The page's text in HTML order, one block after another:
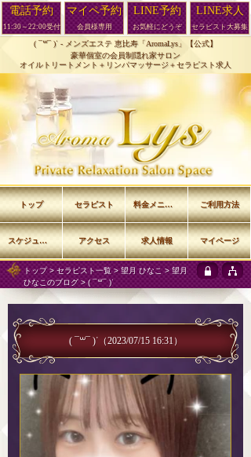
( ¯꒳​¯ )ᐝ - メンズエステ 恵比寿「AromaLys」【公式】
豪華個室の会員制隠れ家サロン
オイルトリートメント＋リンパマッサージ＋セラピスト求人
トップ> セラピスト一覧 >望月 ひなこ > 望月
ひなこのブログ > ( ¯꒳​¯ )ᐝ
( ¯꒳​¯ )ᐝ（2023/07/15 16:31）
トップ セラピスト 料金メニュー ご利用方法
スケジュール アクセス 求人情報 マイページ
電話予約
11:30～22:00受付
マイペ予約
会員様専用
LINE予約
お気軽にどうぞ
LINE求人
セラピスト大募集